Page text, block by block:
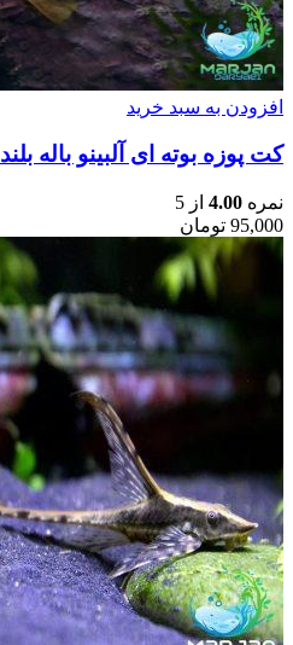
افزودن به سبد خرید
کت پوزه بوته ای آلبینو باله بلند
نمره 4.00 از 5
95,000 تومان